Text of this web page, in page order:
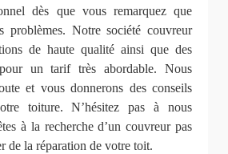
dès que vous remarquez que
problèmes. Notre société couvreur
de haute qualité ainsi que des
un tarif très abordable. Nous
et vous donnerons des conseils
toiture. N’hésitez pas à nous
à la recherche d’un couvreur pas
de la réparation de votre toit.